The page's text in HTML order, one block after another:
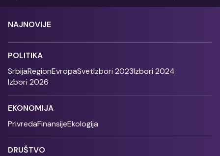
NAJNOVIJE
POLITIKA
SrbijaRegionEvropaSvetIzbori 2023Izbori 2024
Izbori 2026
EKONOMIJA
PrivredaFinansijeEkologija
DRUŠTVO